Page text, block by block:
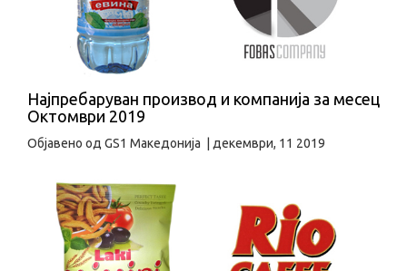
Најпребаруван производ и компанија за месец
Октомври 2019
Објавено од GS1 Македонија декември, 11 2019